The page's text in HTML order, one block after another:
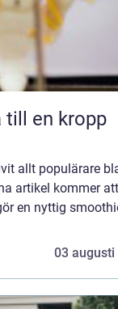
allt populärare
artikel kommer
en nyttig
03 augusti